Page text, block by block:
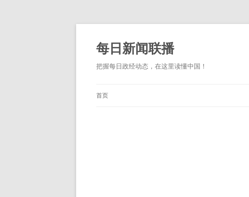
跳
正
文
每日新闻联播
把握每日政经动态，在这里读懂中国！
首页